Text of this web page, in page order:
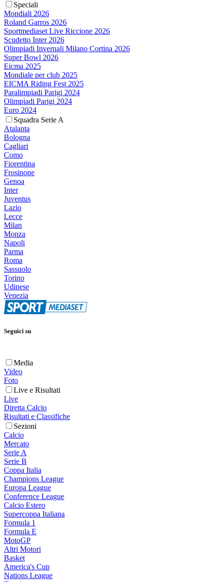
Speciali
Mondiali 2026
Roland Garros 2026
Sportmediaset Live Riccione 2026
Scudetto Inter 2026
Olimpiadi Invernali Milano Cortina 2026
Super Bowl 2026
Eicma 2025
Mondiale per club 2025
EICMA Riding Fest 2025
Paralimpiadi Parigi 2024
Olimpiadi Parigi 2024
Euro 2024
Squadra Serie A
Atalanta
Bologna
Cagliari
Como
Fiorentina
Frosinone
Genoa
Inter
Juventus
Lazio
Lecce
Milan
Monza
Napoli
Parma
Roma
Sassuolo
Torino
Udinese
Venezia
Seguici su
Media
Video
Foto
Live e Risultati
Live
Diretta Calcio
Risultati e Classifiche
Sezioni
Calcio
Mercato
Serie A
Serie B
Coppa Italia
Champions League
Europa League
Conference League
Calcio Estero
Supercoppa Italiana
Formula 1
Formula E
MotoGP
Altri Motori
Basket
America's Cup
Nations League